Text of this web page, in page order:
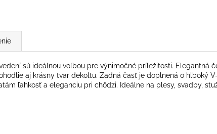
sú ideálnou voľbou pre výnimočné príležitosti. Elegantná
aj krásny tvar dekoltu. Zadná časť je doplnená o hlboký
ľahkosť a eleganciu pri chôdzi. Ideálne na plesy, svadby,